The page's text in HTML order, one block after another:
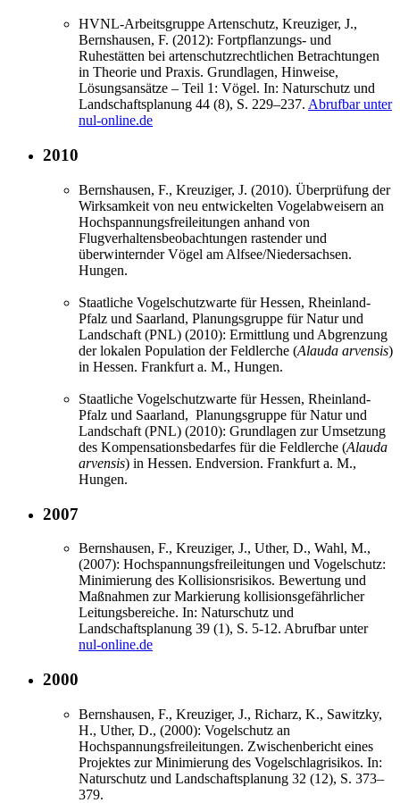
HVNL-Arbeitsgruppe Artenschutz, Kreuziger, J.,
Bernshausen, F. (2012): Fortpflanzungs- und
Ruhestätten bei artenschutzrechtlichen Betrachtungen
in Theorie und Praxis. Grundlagen, Hinweise,
Lösungsansätze – Teil 1: Vögel. In: Naturschutz und
Landschaftsplanung 44 (8), S. 229–237. Abrufbar unter
nul-online.de
2010
Bernshausen, F., Kreuziger, J. (2010). Überprüfung der
Wirksamkeit von neu entwickelten Vogelabweisern an
Hochspannungsfreileitungen anhand von
Flugverhaltensbeobachtungen rastender und
überwinternder Vögel am Alfsee/Niedersachsen.
Hungen.
Staatliche Vogelschutzwarte für Hessen, Rheinland-
Pfalz und Saarland, Planungsgruppe für Natur und
Landschaft (PNL) (2010): Ermittlung und Abgrenzung
der lokalen Population der Feldlerche (Alauda arvensis)
in Hessen. Frankfurt a. M., Hungen.
Staatliche Vogelschutzwarte für Hessen, Rheinland-
Pfalz und Saarland, Planungsgruppe für Natur und
Landschaft (PNL) (2010): Grundlagen zur Umsetzung
des Kompensationsbedarfes für die Feldlerche (Alauda
arvensis) in Hessen. Endversion. Frankfurt a. M.,
Hungen.
2007
Bernshausen, F., Kreuziger, J., Uther, D., Wahl, M.,
(2007): Hochspannungsfreileitungen und Vogelschutz:
Minimierung des Kollisionsrisikos. Bewertung und
Maßnahmen zur Markierung kollisionsgefährlicher
Leitungsbereiche. In: Naturschutz und
Landschaftsplanung 39 (1), S. 5-12. Abrufbar unter
nul-online.de
2000
Bernshausen, F., Kreuziger, J., Richarz, K., Sawitzky,
H., Uther, D., (2000): Vogelschutz an
Hochspannungsfreileitungen. Zwischenbericht eines
Projektes zur Minimierung des Vogelschlagrisikos. In:
Naturschutz und Landschaftsplanung 32 (12), S. 373–
379.